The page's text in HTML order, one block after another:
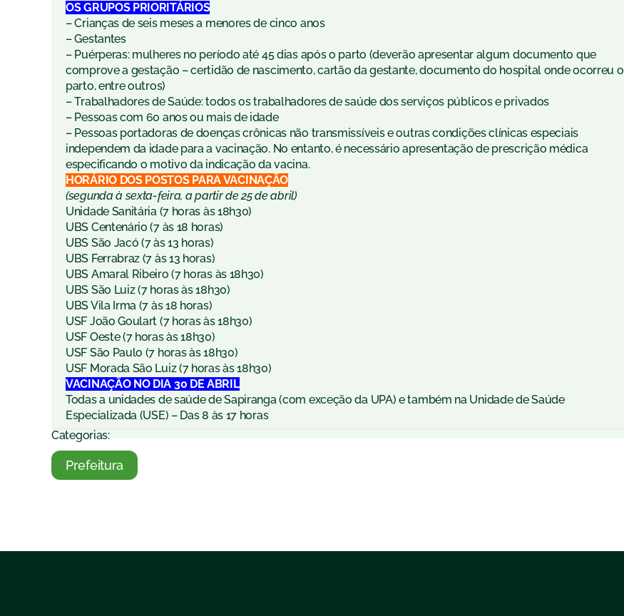
OS GRUPOS PRIORITÁRIOS
– Crianças de seis meses a menores de cinco anos
– Gestantes
– Puérperas: mulheres no período até 45 dias após o parto (deverão apresentar algum documento que
comprove a gestação – certidão de nascimento, cartão da gestante, documento do hospital onde ocorreu o
parto, entre outros)
– Trabalhadores de Saúde: todos os trabalhadores de saúde dos serviços públicos e privados
– Pessoas com 60 anos ou mais de idade
– Pessoas portadoras de doenças crônicas não transmissíveis e outras condições clínicas especiais
independem da idade para a vacinação. No entanto, é necessário apresentação de prescrição médica
especificando o motivo da indicação da vacina.
HORÁRIO DOS POSTOS PARA VACINAÇÃO
(segunda à sexta-feira, a partir de 25 de abril)
Unidade Sanitária (7 horas às 18h30)
UBS Centenário (7 às 18 horas)
UBS São Jacó (7 às 13 horas)
UBS Ferrabraz (7 às 13 horas)
UBS Amaral Ribeiro (7 horas às 18h30)
UBS São Luiz (7 horas às 18h30)
UBS Vila Irma (7 às 18 horas)
USF João Goulart (7 horas às 18h30)
USF Oeste (7 horas às 18h30)
USF São Paulo (7 horas às 18h30)
USF Morada São Luiz (7 horas às 18h30)
VACINAÇÃO NO DIA 30 DE ABRIL
Todas a unidades de saúde de Sapiranga (com exceção da UPA) e também na Unidade de Saúde
Especializada (USE) – Das 8 às 17 horas
Categorias:
Prefeitura